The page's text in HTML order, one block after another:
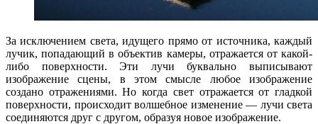
За исключением света, идущего прямо от источника, каждый
лучик, попадающий в объектив камеры, отражается от какой-
либо поверхности. Эти лучи буквально выписывают
изображение сцены, в этом смысле любое изображение
создано отражениями. Но когда свет отражается от гладкой
поверхности, происходит волшебное изменение — лучи света
соединяются друг с другом, образуя новое изображение.